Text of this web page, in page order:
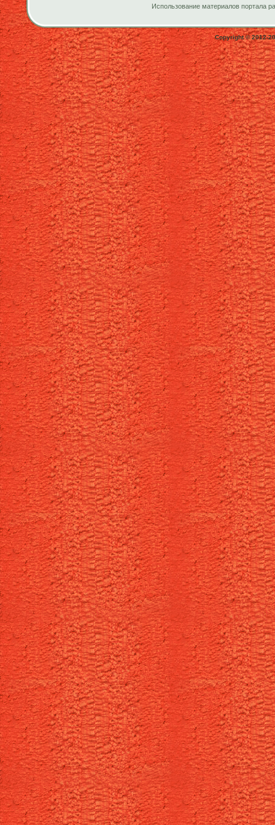
Использование материалов портала
Copyright © 2012-